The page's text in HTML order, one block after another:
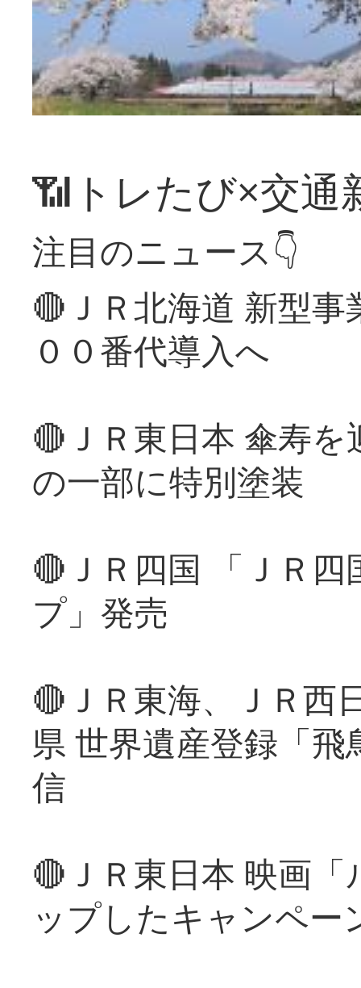
📶トレたび×交通
注目のニュース👇
🔴ＪＲ北海道 新型
００番代導入へ
🔴ＪＲ東日本 傘寿
の一部に特別塗装
🔴ＪＲ四国 「ＪＲ
プ」発売
🔴ＪＲ東海、ＪＲ西
県 世界遺産登録「
信
🔴ＪＲ東日本 映画
ップしたキャンペー